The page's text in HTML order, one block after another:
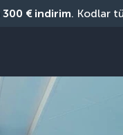
300 € indirim. Kodlar